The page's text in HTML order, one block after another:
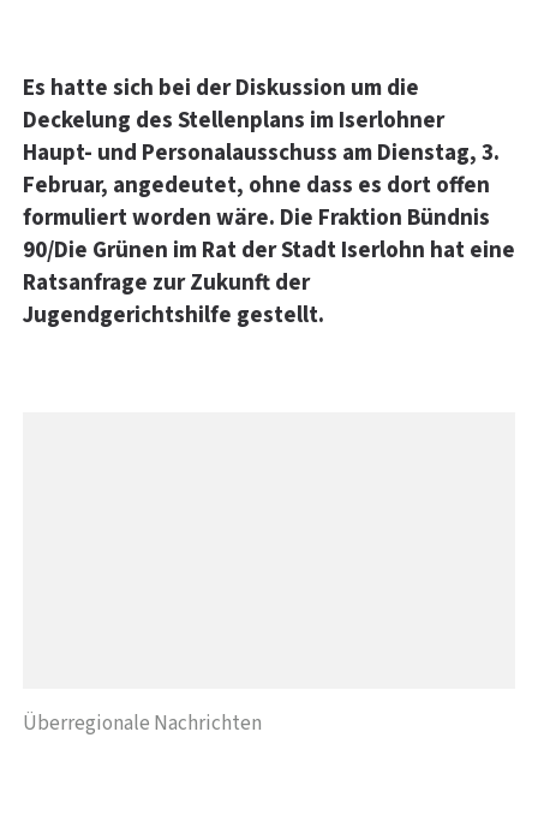
Es hatte sich bei der Diskussion um die
Deckelung des Stellenplans im Iserlohner
Haupt- und Personalausschuss am Dienstag, 3.
Februar, angedeutet, ohne dass es dort offen
formuliert worden wäre. Die Fraktion Bündnis
90/Die Grünen im Rat der Stadt Iserlohn hat eine
Ratsanfrage zur Zukunft der
Jugendgerichtshilfe gestellt.
Überregionale Nachrichten